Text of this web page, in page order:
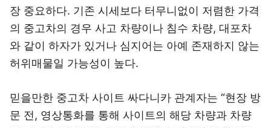
장 중요하다. 기존 시세보다 터무니없이 저렴한 가격
의 중고차의 경우 사고 차량이나 침수 차량, 대포차
와 같이 하자가 있거나 심지어는 아예 존재하지 않는
허위매물일 가능성이 높다.
믿을만한 중고차 사이트 싸다니카 관계자는 “현장 방
문 전, 영상통화를 통해 사이트의 해당 차량과 차량